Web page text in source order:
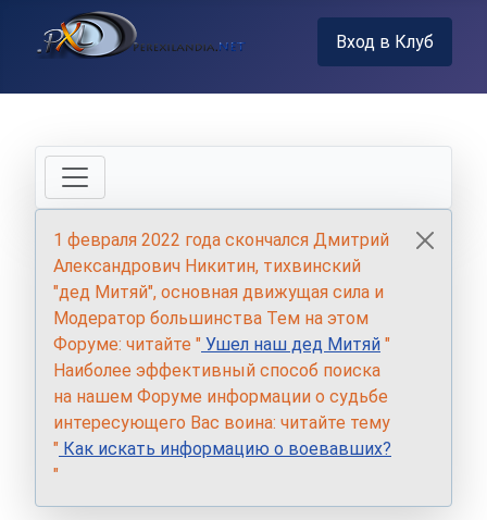
Вход в Клуб
1 февраля 2022 года скончался Дмитрий
Александрович Никитин, тихвинский
"дед Митяй", основная движущая сила и
Модератор большинства Тем на этом
Форуме: читайте " Ушел наш дед Митяй "
Наиболее эффективный способ поиска
на нашем Форуме информации о судьбе
интересующего Вас воина: читайте тему
" Как искать информацию о воевавших?
"